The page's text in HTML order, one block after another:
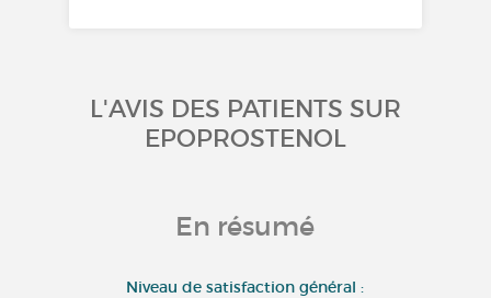
L'AVIS DES PATIENTS SUR
EPOPROSTENOL
En résumé
Niveau de satisfaction général :